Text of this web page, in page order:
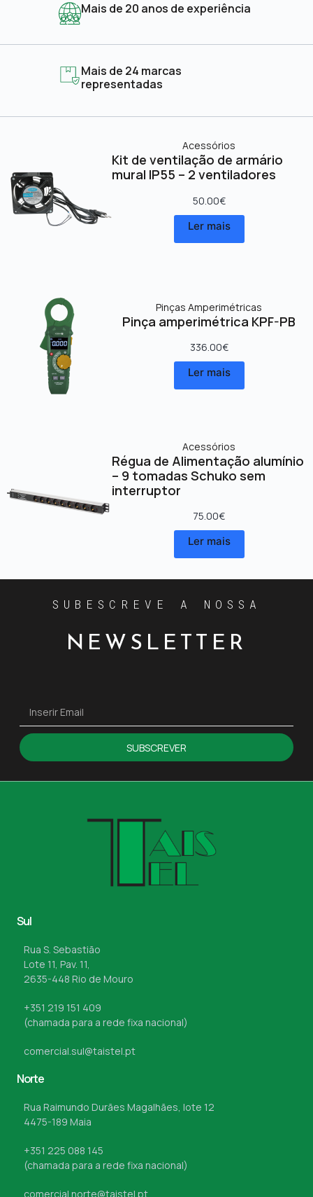
Mais de 20 anos de experiência
Mais de 24 marcas
representadas
Acessórios
Kit de ventilação de armário
mural IP55 – 2 ventiladores
50.00€
Ler mais
Pinças Amperimétricas
Pinça amperimétrica KPF-PB
336.00€
Ler mais
Acessórios
Régua de Alimentação alumínio
– 9 tomadas Schuko sem
interruptor
75.00€
Ler mais
SUBESCREVE A NOSSA
NEWSLETTER
SUBSCREVER
Sul
Rua S. Sebastião
Lote 11, Pav. 11,
2635-448 Rio de Mouro
+351 219 151 409
(chamada para a rede fixa nacional)
comercial.sul@taistel.pt
Norte
Rua Raimundo Durães Magalhães, lote 12
4475-189 Maia
+351 225 088 145
(chamada para a rede fixa nacional)
comercial.norte@taistel.pt